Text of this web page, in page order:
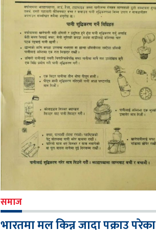
समाज
भारतमा मल किन्न जादा पक्राउ परेका